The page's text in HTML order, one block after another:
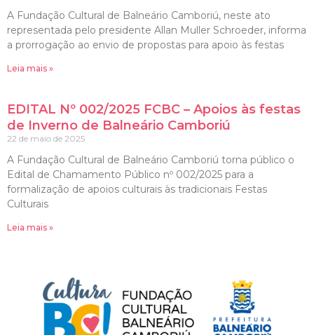
A Fundação Cultural de Balneário Camboriú, neste ato
representada pelo presidente Allan Muller Schroeder, informa
a prorrogação ao envio de propostas para apoio às festas
Leia mais »
EDITAL Nº 002/2025 FCBC – Apoios às festas
de Inverno de Balneário Camboriú
22 de maio de 2025
A Fundação Cultural de Balneário Camboriú torna público o
Edital de Chamamento Público nº 002/2025 para a
formalização de apoios culturais às tradicionais Festas
Culturais
Leia mais »